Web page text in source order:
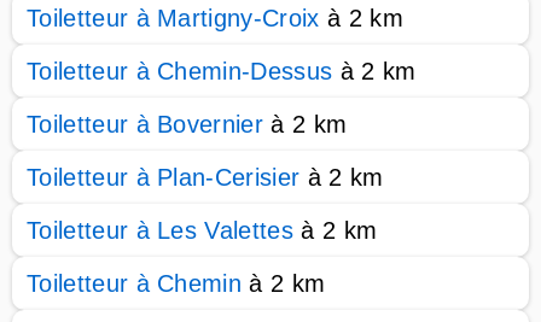
Toiletteur à Martigny-Croix à 2 km
Toiletteur à Chemin-Dessus à 2 km
Toiletteur à Bovernier à 2 km
Toiletteur à Plan-Cerisier à 2 km
Toiletteur à Les Valettes à 2 km
Toiletteur à Chemin à 2 km